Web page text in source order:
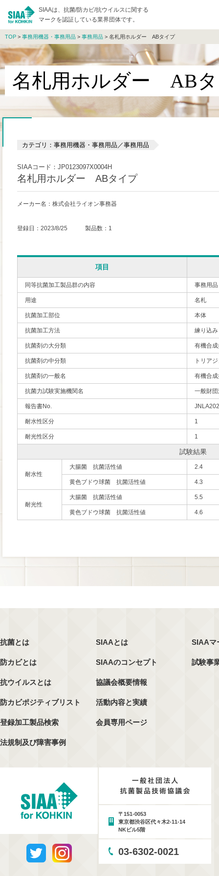
SIAAは、抗菌/防カビ/抗ウイルスに関する
マークを認証している業界団体です。
TOP > 事務用機器・事務用品 > 事務用品 > 名札用ホルダー ABタイプ
名札用ホルダー AB
カテゴリ：事務用機器・事務用品／事務用品
SIAAコード：JP0123097X0004H
名札用ホルダー ABタイプ
メーカー名：株式会社ライオン事務器
登録日：2023/8/25 製品数：1
項目
同等抗菌加工製品群の内容 事務用品
用途 名札
抗菌加工部位 本体
抗菌加工方法 練り込み
抗菌剤の大分類 有機合
抗菌剤の中分類 トリア
抗菌剤の一般名 有機合
抗菌力試験実施機関名 一般財
報告書No.
耐水性区分 1
耐光性区分 1
試験結果
耐水性
大腸菌 抗菌活性値 2.4
黄色ブドウ球菌 抗菌活性値 4.3
耐光性
大腸菌 抗菌活性値 5.5
黄色ブドウ球菌 抗菌活性値 4.6
抗菌とは
防カビとは
抗ウイルスとは
防カビポジティブリスト
登録加工製品検索
法規制及び障害事例
SIAAとは
SIAAのコンセプト
協議会概要情報
活動内容と実績
会員専用ページ
SIAAマ
試験事
〒151-0053
東京都渋谷区代々木2-11-14
NKビル5階
03-6302-0021